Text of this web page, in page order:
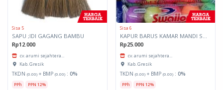
Sisa 5
SAPU ;IDI GAGANG BAMBU
Rp12.000
cv. arumi sejahtera...
Kab. Gresik
TKDN (0.00) + BMP (0.00) : 0%
PPh PPN 12%
Sisa 6
KAPUR BARUS KAMAR MANDI SWALLOW
Rp25.000
cv. arumi sejahtera...
Kab. Gresik
TKDN (0.00) + BMP (0.00) : 0%
PPh PPN 12%